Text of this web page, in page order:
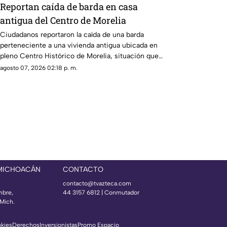
Reportan caída de barda en casa
antigua del Centro de Morelia
Ciudadanos reportaron la caída de una barda
perteneciente a una vivienda antigua ubicada en
pleno Centro Histórico de Morelia, situación que
generó alerta entre peatones y vecinos de la zona.
agosto 07, 2026 02:18 p. m.
CONTACTO
contacto@tvazteca.com
44 3157 6812 | Conmutador
DerechosInversionistasPromo Espacio